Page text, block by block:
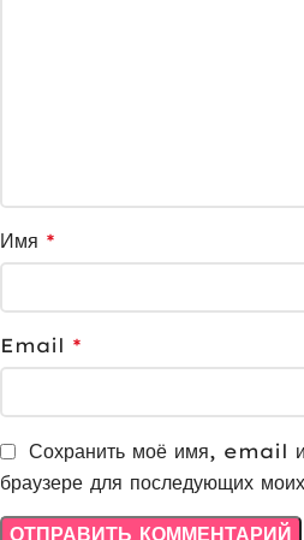
Имя *
Email *
Сохранить моё имя, email и
браузере для последующих